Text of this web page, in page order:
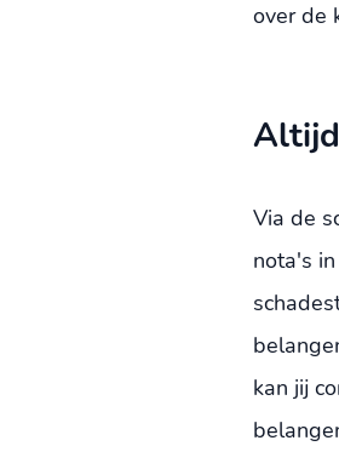
over de
Via de
nota's
kan jij